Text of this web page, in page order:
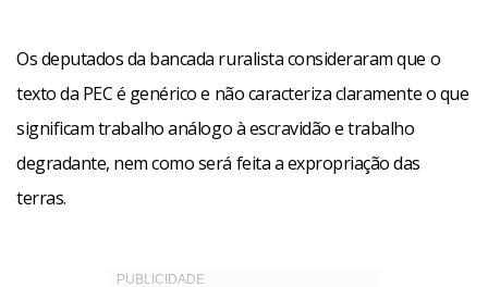
Os deputados da bancada ruralista consideraram que o
texto da PEC é genérico e não caracteriza claramente o que
significam trabalho análogo à escravidão e trabalho
degradante, nem como será feita a expropriação das
terras.